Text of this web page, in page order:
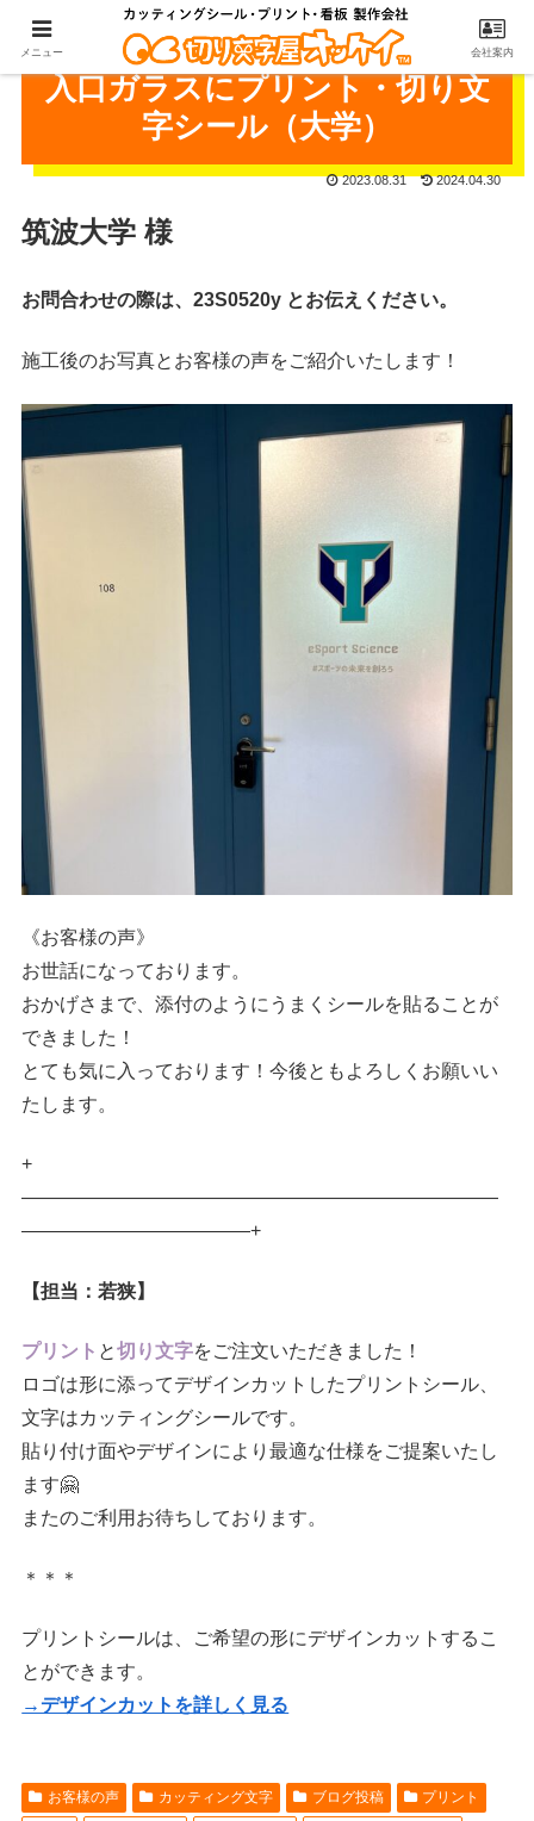
入口ガラスにプリント・切り文
字シール（大学）
2023.08.31 2024.04.30
筑波大学 様
お問合わせの際は、23S0520y とお伝えください。
施工後のお写真とお客様の声をご紹介いたします！
《お客様の声》
お世話になっております。
おかげさまで、添付のようにうまくシールを貼ることが
できました！
とても気に入っております！今後ともよろしくお願いい
たします。
+
—————————————————————————
————————————+
【担当：若狭】
プリント と切り文字をご注文いただきました！
ロゴは形に添ってデザインカットしたプリントシール、
文字はカッティングシールです。
貼り付け面やデザインにより最適な仕様をご提案いたし
ます🤗
またのご利用お待ちしております。
＊＊＊
プリントシールは、ご希望の形にデザインカットするこ
とができます。
→デザインカットを詳しく見る
お客様の声 カッティング文字 ブログ投稿
プリント
メニュー 会社案内